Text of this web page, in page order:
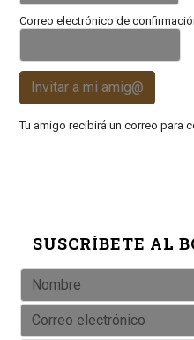
Correo electrónico de
Invitar a mi amig@
Tu amigo recibirá un correo para
SUSCRÍBETE AL